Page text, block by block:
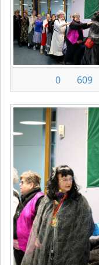
0 609